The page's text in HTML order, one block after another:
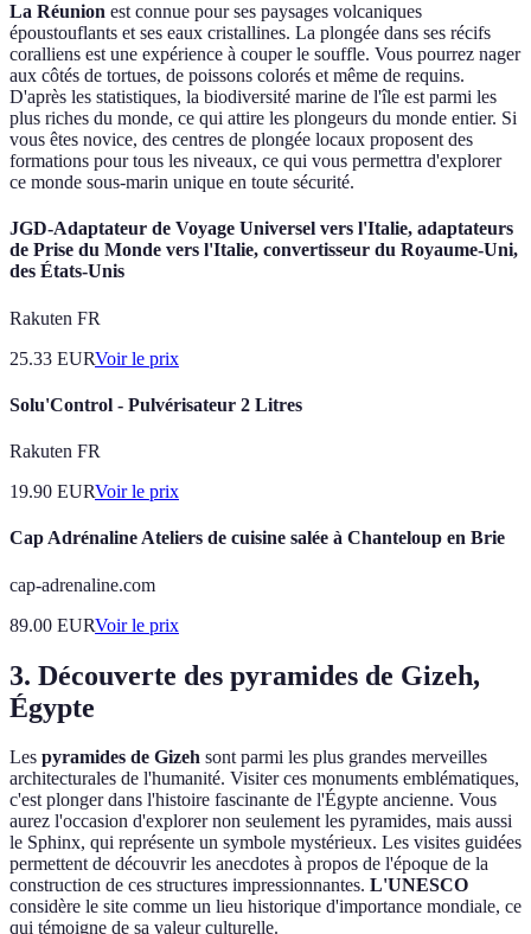
La Réunion est connue pour ses paysages volcaniques
époustouflants et ses eaux cristallines. La plongée dans ses récifs
coralliens est une expérience à couper le souffle. Vous pourrez nager
aux côtés de tortues, de poissons colorés et même de requins.
D'après les statistiques, la biodiversité marine de l'île est parmi les
plus riches du monde, ce qui attire les plongeurs du monde entier. Si
vous êtes novice, des centres de plongée locaux proposent des
formations pour tous les niveaux, ce qui vous permettra d'explorer
ce monde sous-marin unique en toute sécurité.
JGD-Adaptateur de Voyage Universel vers l'Italie, adaptateurs
de Prise du Monde vers l'Italie, convertisseur du Royaume-Uni,
des États-Unis
Rakuten FR
25.33 EURVoir le prix
Solu'Control - Pulvérisateur 2 Litres
Rakuten FR
19.90 EURVoir le prix
Cap Adrénaline Ateliers de cuisine salée à Chanteloup en Brie
cap-adrenaline.com
89.00 EURVoir le prix
3. Découverte des pyramides de Gizeh,
Égypte
Les pyramides de Gizeh sont parmi les plus grandes merveilles
architecturales de l'humanité. Visiter ces monuments emblématiques,
c'est plonger dans l'histoire fascinante de l'Égypte ancienne. Vous
aurez l'occasion d'explorer non seulement les pyramides, mais aussi
le Sphinx, qui représente un symbole mystérieux. Les visites guidées
permettent de découvrir les anecdotes à propos de l'époque de la
construction de ces structures impressionnantes. L'UNESCO
considère le site comme un lieu historique d'importance mondiale, ce
qui témoigne de sa valeur culturelle.